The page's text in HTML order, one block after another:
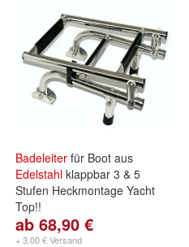
Badeleiter für Boot aus
Edelstahl klappbar 3 & 5
Stufen Heckmontage Yacht
Top!!
ab 68,90 €
+ 3,00 € Versand